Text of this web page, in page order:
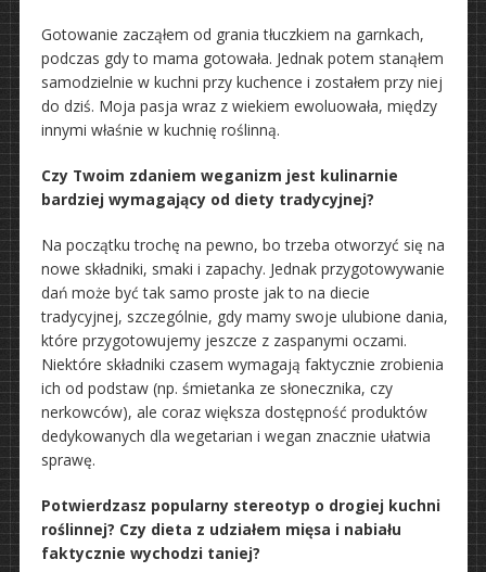
Gotowanie zacząłem od grania tłuczkiem na garnkach,
podczas gdy to mama gotowała. Jednak potem stanąłem
samodzielnie w kuchni przy kuchence i zostałem przy niej
do dziś. Moja pasja wraz z wiekiem ewoluowała, między
innymi właśnie w kuchnię roślinną.
Czy Twoim zdaniem weganizm jest kulinarnie
bardziej wymagający od diety tradycyjnej?
Na początku trochę na pewno, bo trzeba otworzyć się na
nowe składniki, smaki i zapachy. Jednak przygotowywanie
dań może być tak samo proste jak to na diecie
tradycyjnej, szczególnie, gdy mamy swoje ulubione dania,
które przygotowujemy jeszcze z zaspanymi oczami.
Niektóre składniki czasem wymagają faktycznie zrobienia
ich od podstaw (np. śmietanka ze słonecznika, czy
nerkowców), ale coraz większa dostępność produktów
dedykowanych dla wegetarian i wegan znacznie ułatwia
sprawę.
Potwierdzasz popularny stereotyp o drogiej kuchni
roślinnej? Czy dieta z udziałem mięsa i nabiału
faktycznie wychodzi taniej?